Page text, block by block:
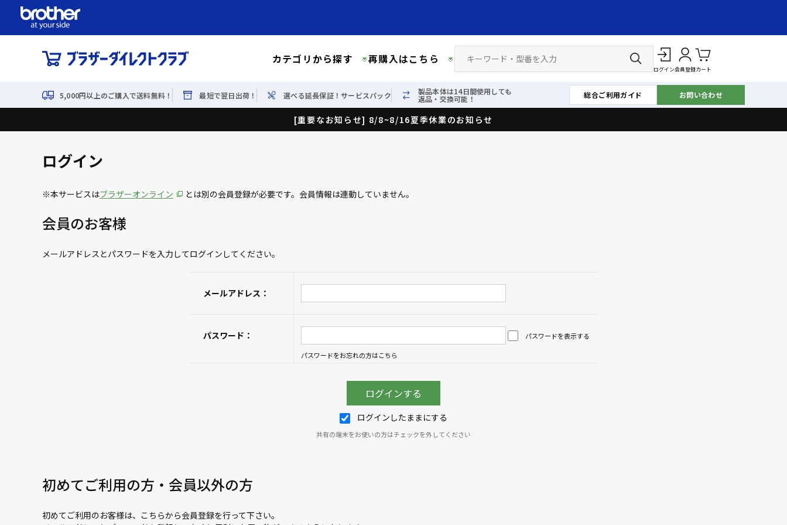
カテゴリから探す 再購入はこちら
ログイン会員登録カート
5,000円以上のご購入で送料無料！ 最短で翌日出荷！ 選べる延長保証！サービスパック 製品本体は14日間使用しても
返品・交換可能！ 総合ご利用ガイド お問い合わせ
[重要なお知らせ] 8/8~8/16夏季休業のお知らせ
ログイン
※本サービスはブラザーオンライン とは別の会員登録が必要です。会員情報は連動していません。
会員のお客様
メールアドレスとパスワードを入力してログインしてください。
メールアドレス：
パスワード： パスワードを表示する
パスワードをお忘れの方はこちら
ログインしたままにする
共有の端末をお使いの方はチェックを外してください
初めてご利用の方・会員以外の方
初めてご利用のお客様は、こちらから会員登録を行って下さい。